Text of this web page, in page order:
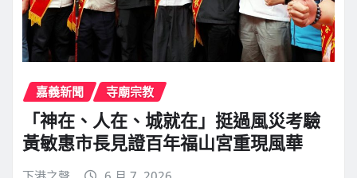
嘉義新聞 寺廟宗教
「神在、人在、城就在」挺過風災考驗
黃敏惠市長見證百年福山宮重現風華